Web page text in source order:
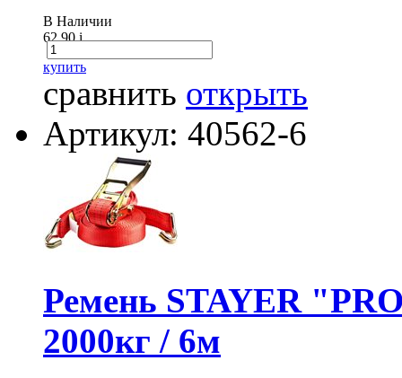
В Наличии
62.90i
купить
сравнить открыть
Артикул: 40562-6
Ремень STAYER
2000кг / 6м